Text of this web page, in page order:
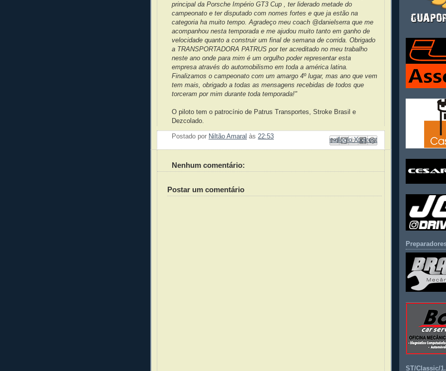
principal da Porsche Império GT3 Cup , ter liderado metade do
campeonato e ter disputado com nomes fortes e que ja estão na
categoria ha muito tempo. Agradeço meu coach @danielserra que me
acompanhou nesta temporada e me ajudou muito tanto em ganho de
velocidade quanto a construir um final de semana de corrida. Obrigado
a TRANSPORTADORA PATRUS por ter acreditado no meu trabalho
neste ano onde para mim é um orgulho poder representar esta
empresa através do automobilismo em toda a américa latina.
Finalizamos o campeonato com um amargo 4º lugar, mas ano que vem
tem mais, obrigado a todas as mensagens recebidas de todos que
torceram por mim durante toda temporada!"
O piloto tem o patrocínio de Patrus Transportes, Stroke Brasil e
Dezcolado.
Postado por Niltão Amaral às 22:53 Enviar por e-mail
Postar no blog!
Compartilhar no X
Compartilhar no Facebook
Compartilhar com o Pinterest
Nenhum comentário:
Postar um comentário
ST/Classic/